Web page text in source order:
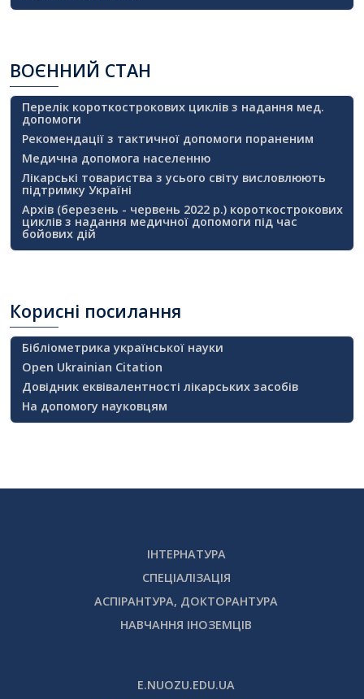
ВОЄННИЙ СТАН
Перелік короткострокових циклів з надання мед.
допомоги
Рекомендації з тактичної допомоги пораненим
Медична допомога населенню
Лікарські товариства з усього світу висловлюють
підтримку Україні
Архів (березень - червень 2022 р.) короткострокових
циклів з надання медичної допомоги під час
бойових дій
Корисні посилання
Бібліометрика української науки
Open Ukrainian Citation
Довідник еквівалентності лікарських засобів
На допомогу науковцям
ІНТЕРНАТУРА
СПЕЦІАЛІЗАЦІЯ
АСПІРАНТУРА, ДОКТОРАНТУРА
НАВЧАННЯ ІНОЗЕМЦІВ
E.NUOZU.EDU.UA